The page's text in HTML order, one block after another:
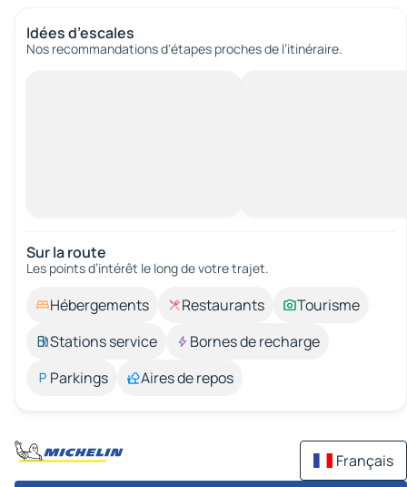
Idées d’escales
Nos recommandations d'étapes proches de l’itinéraire.
Sur la route
Les points d’intérêt le long de votre trajet.
Hébergements Restaurants
Tourisme
Stations service
Bornes de recharge
Parkings
Aires de repos
Français